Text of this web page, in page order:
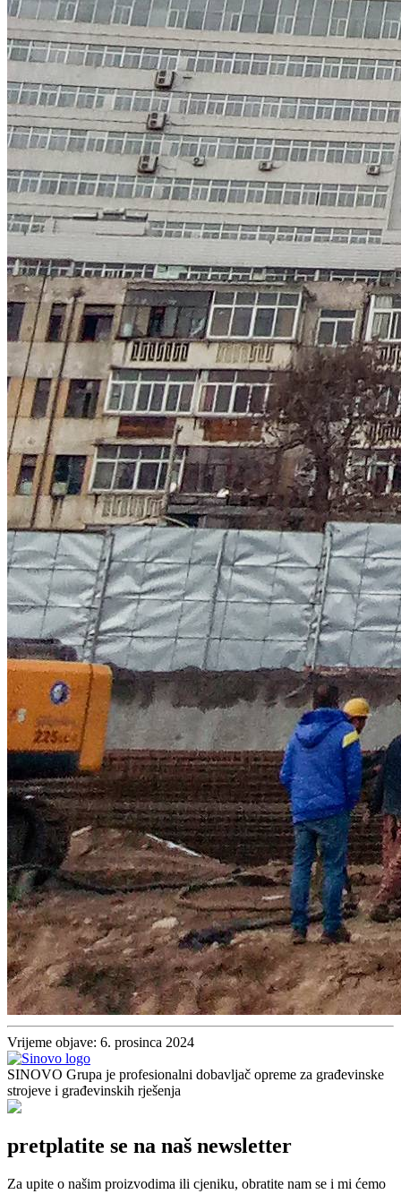
Vrijeme objave: 6. prosinca 2024
SINOVO Grupa je profesionalni dobavljač opreme za građevinske
strojeve i građevinskih rješenja
pretplatite se na naš newsletter
Za upite o našim proizvodima ili cjeniku, obratite nam se i mi ćemo